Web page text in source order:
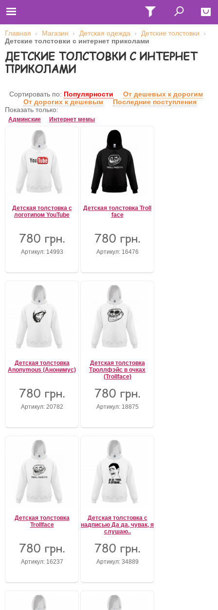
Главная
Футболки
Лонгсливы
Бейсболки
Ветровки
Оплата и доставка
Сотрудничество
Имя пользователя (логин)
Запомнить меня
Забыли пароль?
Забыли имя пользователя (логин)?
Регистрация
Главная Магазин Детская одежда
Детские толстовки
Детские толстовки с интернет приколами
ДЕТСКИЕ ТОЛСТОВКИ С ИНТЕРНЕТ
ПРИКОЛАМИ
Сортировать по: Популярности
От дешевых к дорогим
От дорогих к дешевым
Последние поступления
Показать только:
Админские Интернет мемы
Детская толстовка с
логотипом YouTube
780 грн.
Артикул: 14993
Детская толстовка Troll
face
780 грн.
Артикул: 16476
Детская толстовка
Anonymous (Анонимус)
780 грн.
Артикул: 20782
Детская толстовка
Троллфэйс в очках
(Trollface)
780 грн.
Артикул: 18875
Детская толстовка
Trollface
780 грн.
Артикул: 16237
Детская толстовка с
надписью Да да, чувак, я
слушаю..
780 грн.
Артикул: 34889